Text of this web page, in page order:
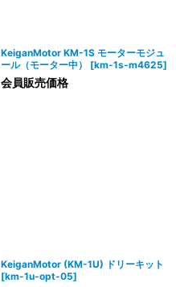
KeiganMotor KM-1S モーターモジュ
ール（モーター中）
[km-1s-m4625]
会員販売価格
KeiganMotor (KM-1U) ドリーキット
[km-1u-opt-05]